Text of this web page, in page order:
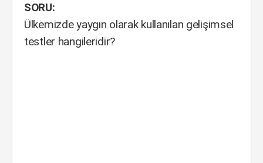
SORU:
Ülkemizde yaygın olarak kullanılan gelişimsel
testler hangileridir?